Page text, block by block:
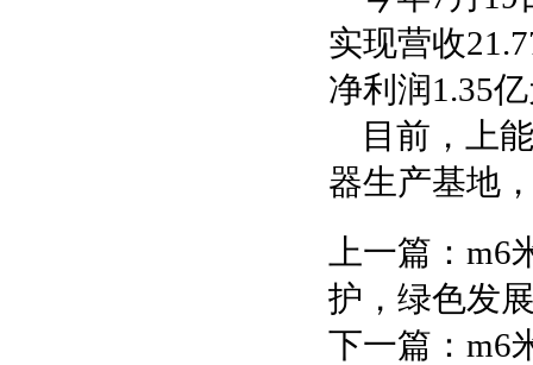
实现营收
净利润1.35
目前，上
器生产基地
上一篇： m6
护，绿色发
下一篇： m6